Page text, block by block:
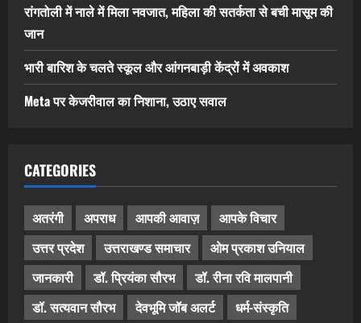
रांगतोली में नाले में मिला नवजात, महिला की सतर्कता से बची मासूम की
जान
भारी बारिश के चलते स्कूल और आंगनबाड़ी केंद्रों में अवकाश
Meta पर केजरीवाल का निशाना, उठाए सवाल
CATEGORIES
अतरंगी अपराध आपकी आवाज़
आपके विचार
उत्तर प्रदेश
उत्तराखण्ड समाचार
ओम प्रकाश उनियाल
जानकारी
डॉ. प्रियंका सौरभ
डॉ. रीना रवि मालपानी
डॉ. सत्यवान सौरभ
देवभूमि जॉब अलर्ट धर्म-संस्कृति